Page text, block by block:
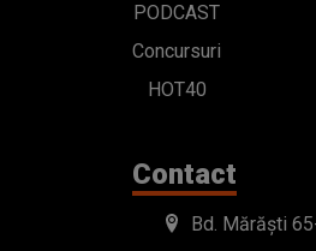
PODCAST
Concursuri
HOT40
Contact
Bd. Mărăști